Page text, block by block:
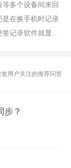
多个设备间来回
在换手机时记录
记录软件就显得
签用户关注的推荐问答
步？